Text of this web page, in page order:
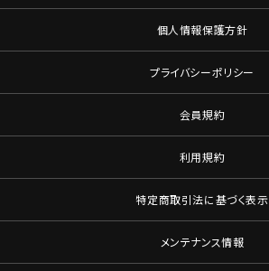
個人情報保護方針
プライバシーポリシー
会員規約
利用規約
特定商取引法に基づく表示
メンテナンス情報